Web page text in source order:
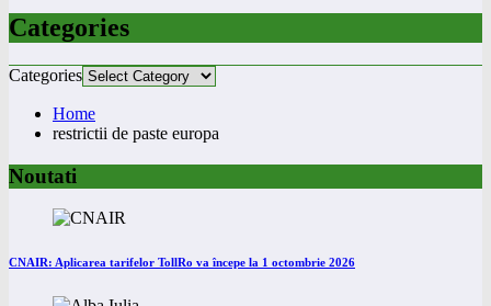
Categories
Categories
Home
restrictii de paste europa
Noutati
CNAIR: Aplicarea tarifelor TollRo va începe la 1 octombrie 2026